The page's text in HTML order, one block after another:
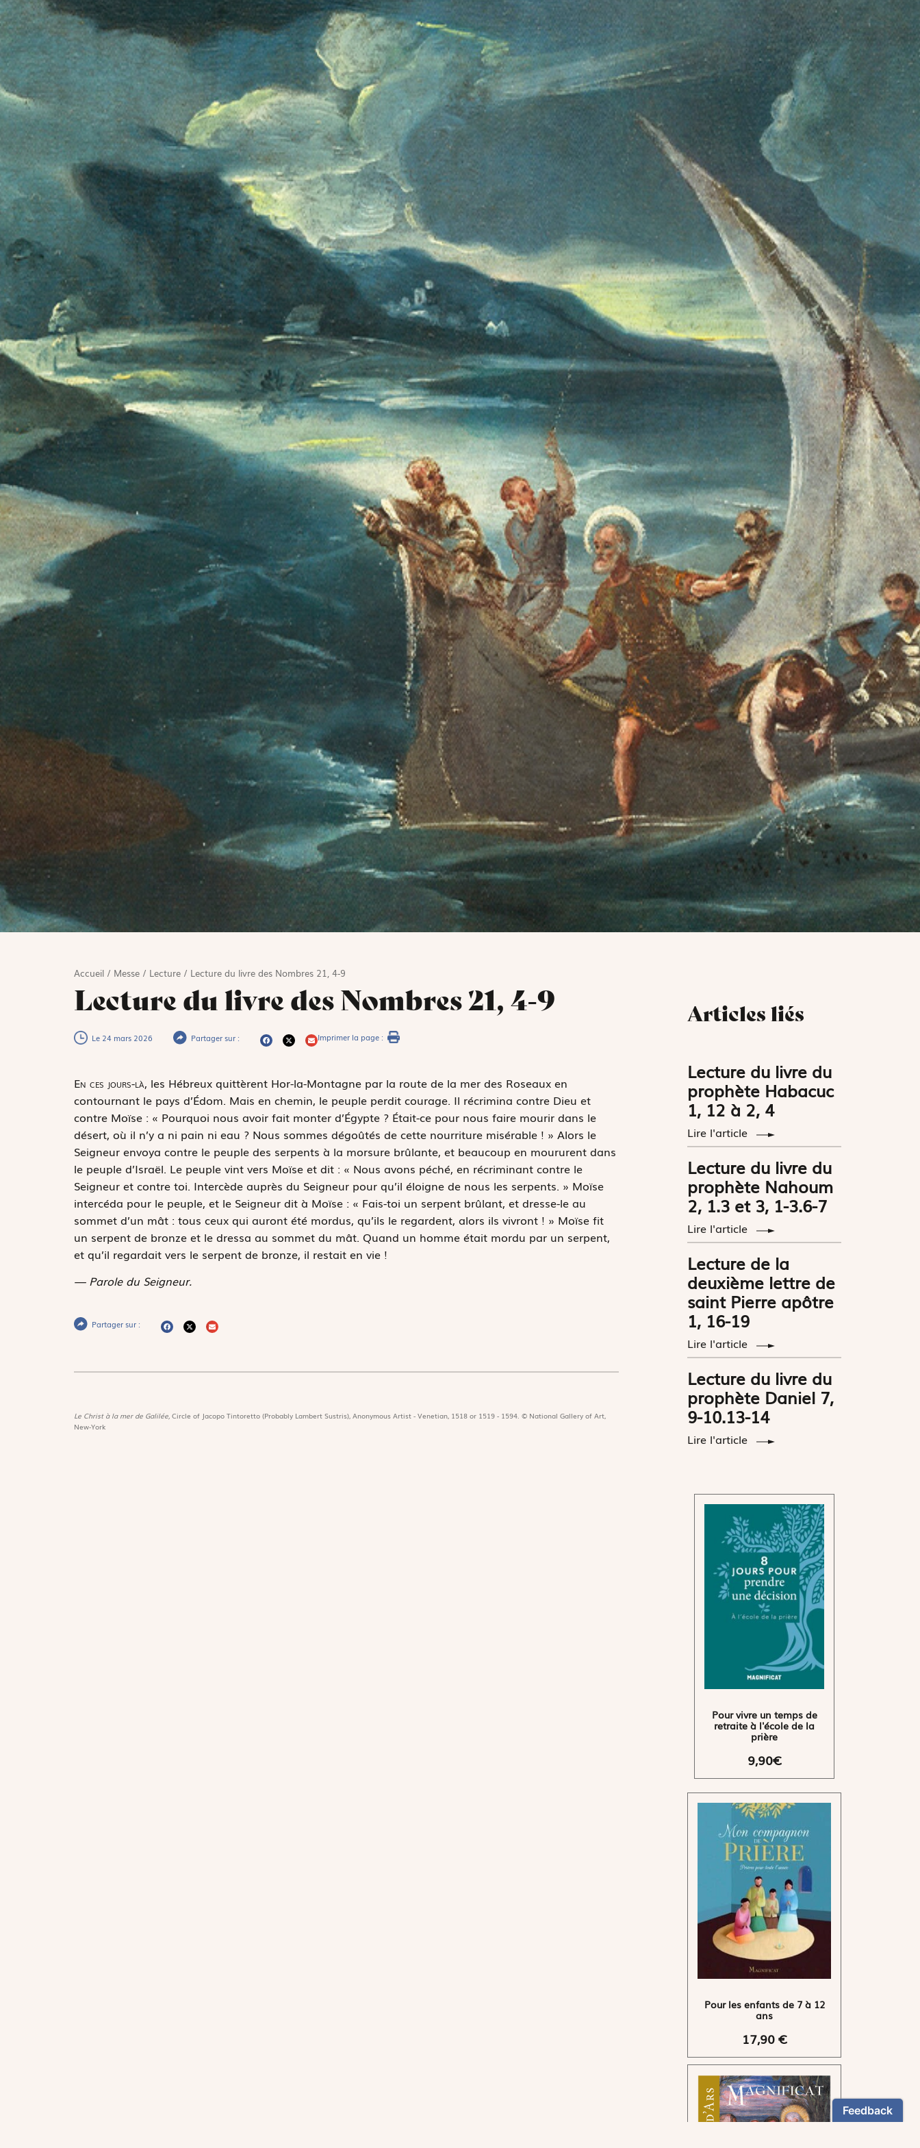
Accueil/ Messe/ Lecture/ Lecture du livre des Nombres 21, 4-9
Lecture du livre des Nombres 21, 4-9
Le 24 mars 2026 Partager sur : Imprimer la page :
En ces jours-là, les Hébreux quittèrent Hor-la-Montagne par la route de la mer des Roseaux en
contournant le pays d’Édom. Mais en chemin, le peuple perdit courage. Il récrimina contre Dieu et
contre Moïse : « Pourquoi nous avoir fait monter d’Égypte ? Était-ce pour nous faire mourir dans le
désert, où il n’y a ni pain ni eau ? Nous sommes dégoûtés de cette nourriture misérable ! » Alors le
Seigneur envoya contre le peuple des serpents à la morsure brûlante, et beaucoup en moururent dans
le peuple d’Israël. Le peuple vint vers Moïse et dit : « Nous avons péché, en récriminant contre le
Seigneur et contre toi. Intercède auprès du Seigneur pour qu’il éloigne de nous les serpents. » Moïse
intercéda pour le peuple, et le Seigneur dit à Moïse : « Fais-toi un serpent brûlant, et dresse-le au
sommet d’un mât : tous ceux qui auront été mordus, qu’ils le regardent, alors ils vivront ! » Moïse fit
un serpent de bronze et le dressa au sommet du mât. Quand un homme était mordu par un serpent,
et qu’il regardait vers le serpent de bronze, il restait en vie !
— Parole du Seigneur.
Partager sur :
Le Christ à la mer de Galilée, Circle of Jacopo Tintoretto (Probably Lambert Sustris), Anonymous Artist - Venetian, 1518 or 1519 - 1594. © National Gallery of Art,
New-York
Articles liés
Lecture du livre du
prophète Habacuc
1, 12 à 2, 4
Lire l'article
Lecture du livre du
prophète Nahoum
2, 1.3 et 3, 1-3.6-7
Lire l'article
Lecture de la
deuxième lettre de
saint Pierre apôtre
1, 16-19
Lire l'article
Lecture du livre du
prophète Daniel 7,
9-10.13-14
Lire l'article
Pour vivre un temps de
retraite à l'école de la
prière
9,90€
Pour les enfants de 7 à 12
ans
17,90 €